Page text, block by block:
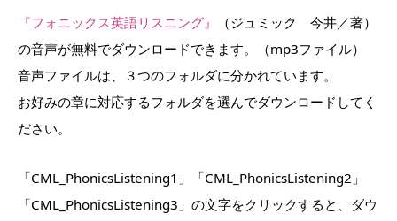
『フォニックス英語リスニング』
（ジュミック 今井／著）
の音声が無料でダウンロードできます。（mp3ファイル）
音声ファイルは、３つのフォルダに分かれています。
お好みの章に対応するフォルダを選んでダウンロードしてく
ださい。
「CML_PhonicsListening1」「CML_PhonicsListening2」
「CML_PhonicsListening3」の文字をクリックすると、ダウ